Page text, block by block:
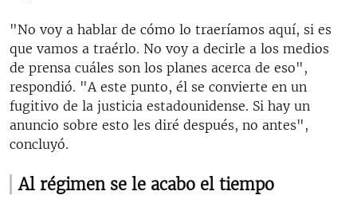
"No voy a hablar de cómo lo traeríamos aquí, si es
que vamos a traérlo. No voy a decirle a los medios
de prensa cuáles son los planes acerca de eso",
respondió. "A este punto, él se convierte en un
fugitivo de la justicia estadounidense. Si hay un
anuncio sobre esto les diré después, no antes",
concluyó.
Al régimen se le acabo el tiempo